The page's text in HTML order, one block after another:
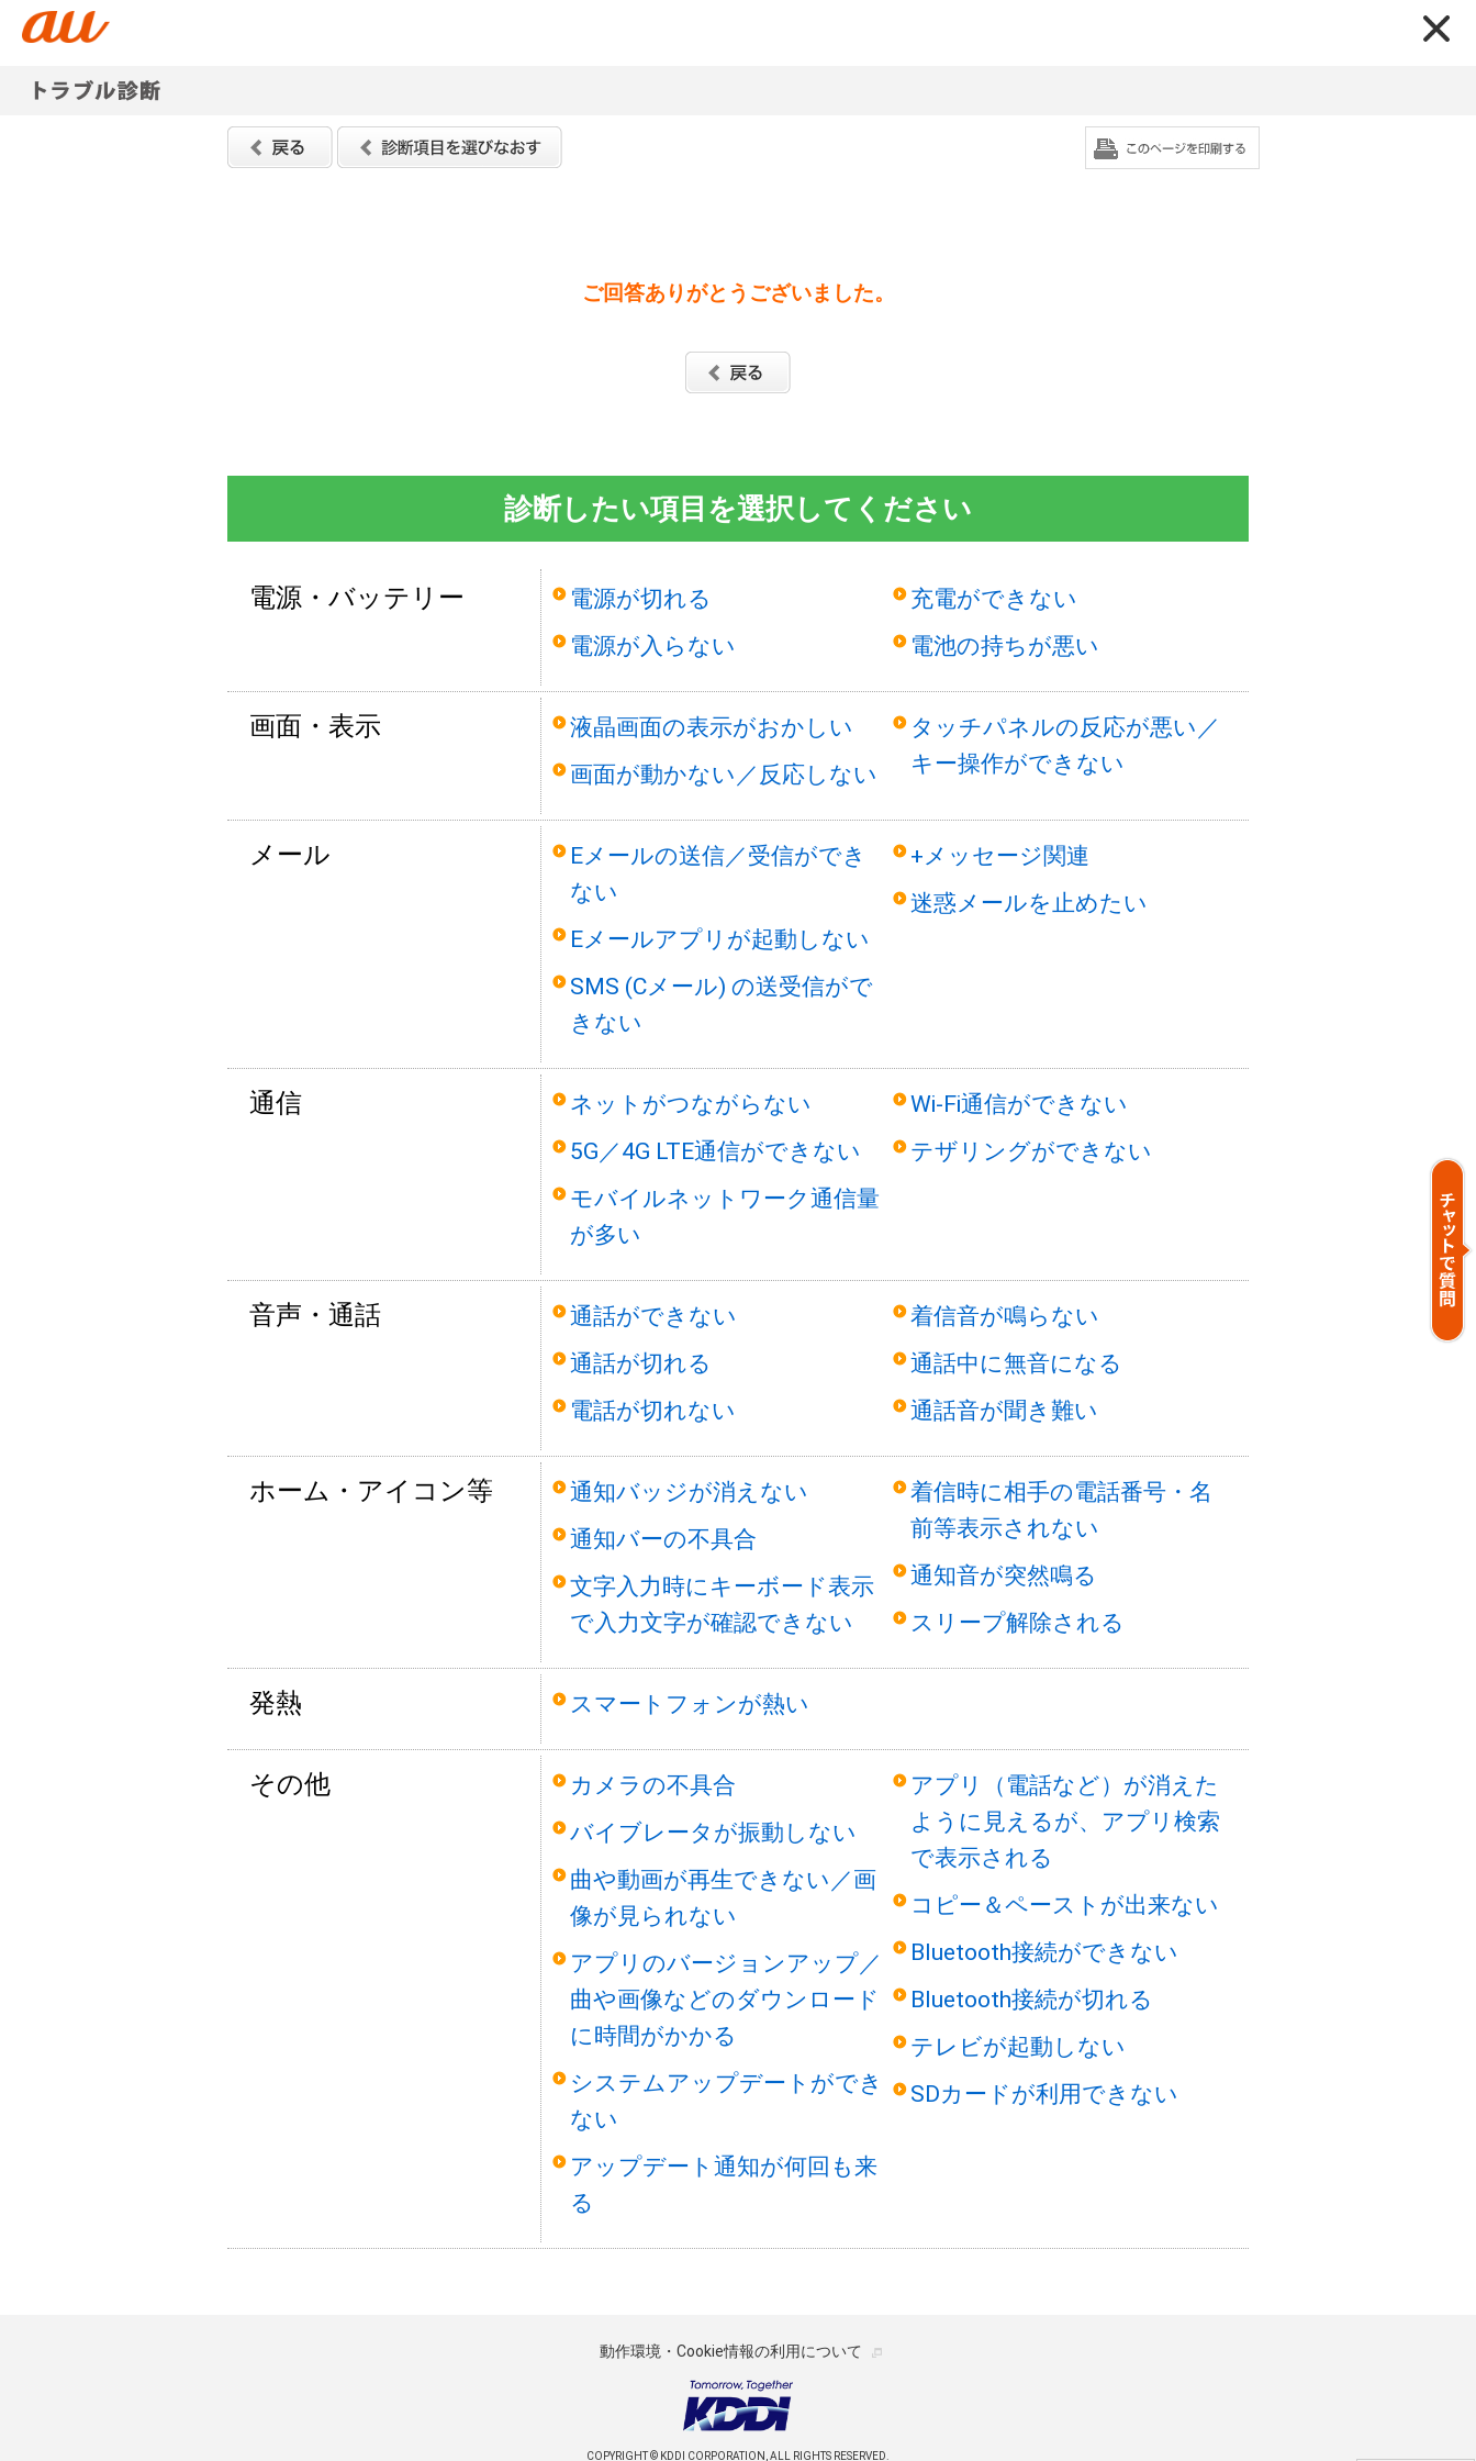
ご回答ありがとうございました。
診断したい項目を選択してください
電源・バッテリー
電源が切れる
電源が入らない
充電ができない
電池の持ちが悪い
画面・表示
液晶画面の表示がおかしい
画面が動かない／反応しない
タッチパネルの反応が悪い／
キー操作ができない
メール
Eメールの送信／受信ができ
ない
Eメールアプリが起動しない
SMS (Cメール) の送受信がで
きない
+メッセージ関連
迷惑メールを止めたい
通信
ネットがつながらない
5G／4G LTE通信ができない
モバイルネットワーク通信量
が多い
Wi-Fi通信ができない
テザリングができない
音声・通話
通話ができない
通話が切れる
電話が切れない
着信音が鳴らない
通話中に無音になる
通話音が聞き難い
ホーム・アイコン等
通知バッジが消えない
通知バーの不具合
文字入力時にキーボード表示
で入力文字が確認できない
着信時に相手の電話番号・名
前等表示されない
通知音が突然鳴る
スリープ解除される
発熱 スマートフォンが熱い
その他
カメラの不具合
バイブレータが振動しない
曲や動画が再生できない／画
像が見られない
アプリのバージョンアップ／
曲や画像などのダウンロード
に時間がかかる
システムアップデートができ
ない
アップデート通知が何回も来
る
アプリ（電話など）が消えた
ように見えるが、アプリ検索
で表示される
コピー＆ペーストが出来ない
Bluetooth接続ができない
Bluetooth接続が切れる
テレビが起動しない
SDカードが利用できない
動作環境・Cookie情報の利用について
COPYRIGHT © KDDI CORPORATION, ALL RIGHTS RESERVED.